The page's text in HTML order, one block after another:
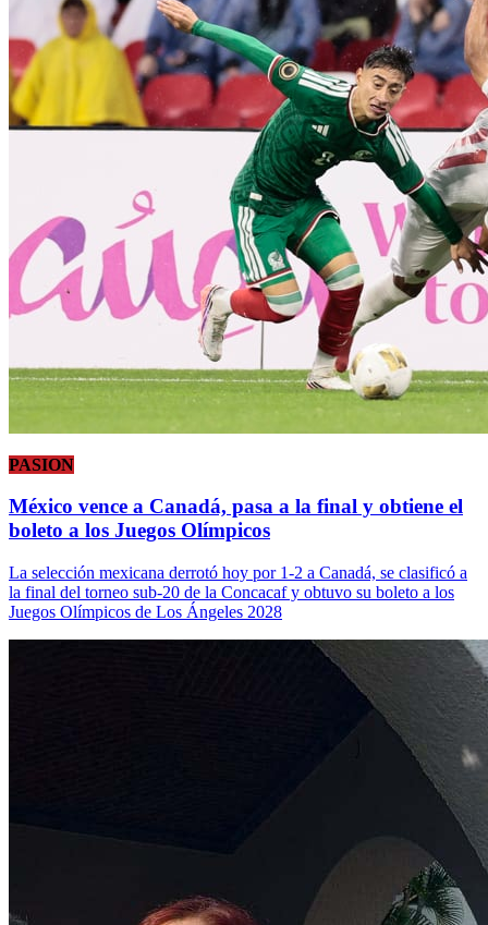
PASION
México vence a Canadá, pasa a la final y obtiene el
boleto a los Juegos Olímpicos
La selección mexicana derrotó hoy por 1-2 a Canadá, se clasificó a
la final del torneo sub-20 de la Concacaf y obtuvo su boleto a los
Juegos Olímpicos de Los Ángeles 2028